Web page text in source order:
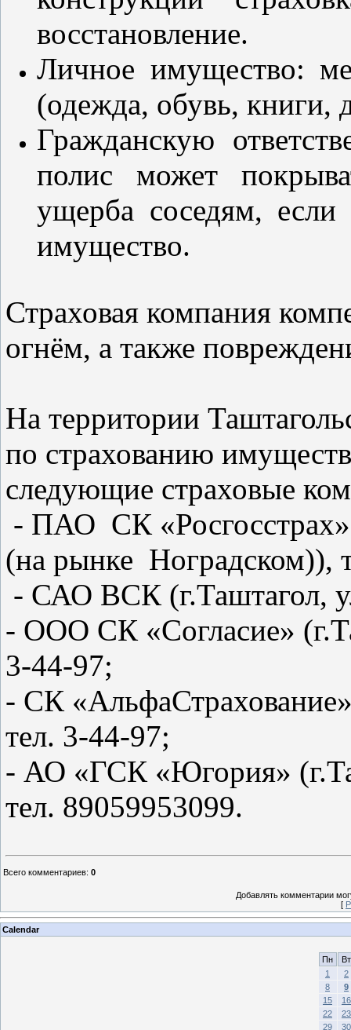
восстановление.
Личное имущество:
(одежда, обувь, книги,
Гражданскую
полис может
ущерба соседям,
имущество.
Страховая компания
огнём, а также
На территории
по страхованию
следующие страховые
- ПАО СК «Росгосстрах»
(на рынке Ноградском)),
- САО ВСК (г.Таштагол,
- ООО СК «Согласие»
3-44-97;
- СК
тел. 3-44-97;
- АО «ГСК «Югория»
тел. 89059953099.
Всего комментариев: 0
Добавлять комментарии
[
Calendar
Пн
Вт
1
2
8
9
15
16
22
23
29
30